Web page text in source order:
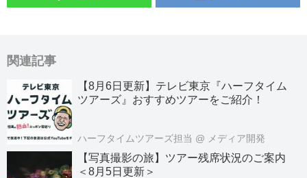
関連記事
【8月6日更新】テレビ東京『ハーフタイム
ツアーズ』おすすめツアーをご紹介！
ハーフタイムツアーズ担当 @ メディア開発
【写真撮影の旅】ツアー残席状況のご案内
＜8月5日更新＞